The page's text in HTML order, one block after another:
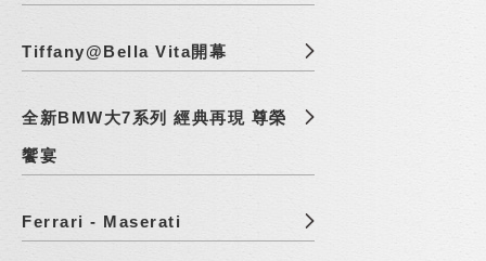
Tiffany@Bella Vita開幕
全新BMW大7系列 經典再現 尊榮
饗宴
Ferrari - Maserati